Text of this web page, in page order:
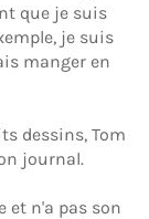
que je suis
je suis
manger en
dessins, Tom
journal.
et n'a pas son